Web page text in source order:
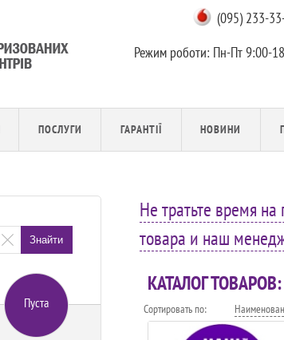
(095) 233-
Режим роботи: Пн-Пт 9:00-
ПОСЛУГИ ГАРАНТІЇ НОВИНИ
Не тратьте время
товара и наш
КАТАЛОГ ТОВАРОВ:
Сортировать по:
Знайти
Пуста